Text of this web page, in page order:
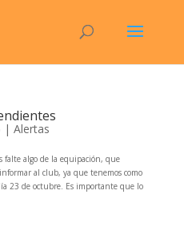
| Alertas
falte algo de la equipación, que
al club, ya que tenemos como
23 de octubre. Es importante que lo